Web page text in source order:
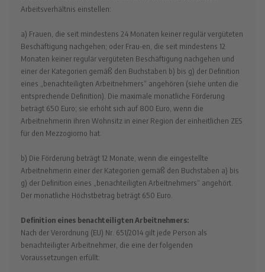
Arbeitsverhältnis einstellen:
a) Frauen, die seit mindestens 24 Monaten keiner regulär vergüteten
Beschäftigung nachgehen; oder Frau-en, die seit mindestens 12
Monaten keiner regulär vergüteten Beschäftigung nachgehen und
einer der Kategorien gemäß den Buchstaben b) bis g) der Definition
eines „benachteiligten Arbeitnehmers“ angehören (siehe unten die
entsprechende Definition). Die maximale monatliche Förderung
beträgt 650 Euro; sie erhöht sich auf 800 Euro, wenn die
Arbeitnehmerin ihren Wohnsitz in einer Region der einheitlichen ZES
für den Mezzogiorno hat.
b) Die Förderung beträgt 12 Monate, wenn die eingestellte
Arbeitnehmerin einer der Kategorien gemäß den Buchstaben a) bis
g) der Definition eines „benachteiligten Arbeitnehmers“ angehört.
Der monatliche Höchstbetrag beträgt 650 Euro.
Definition eines benachteiligten Arbeitnehmers:
Nach der Verordnung (EU) Nr. 651/2014 gilt jede Person als
benachteiligter Arbeitnehmer, die eine der folgenden
Voraussetzungen erfüllt: